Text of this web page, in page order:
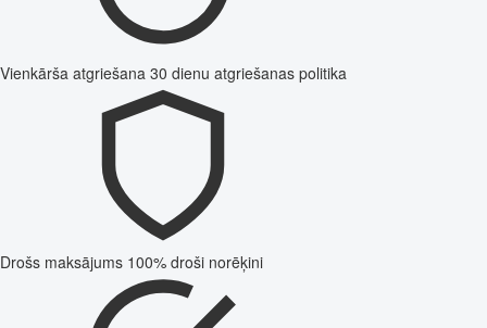
Vienkārša atgriešana 30 dienu atgriešanas politika
Drošs maksājums 100% droši norēķini